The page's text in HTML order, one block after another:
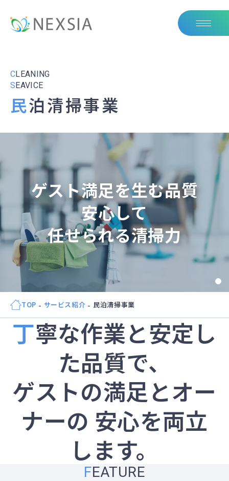
CLEANING
SEAVICE
民泊清掃事業
ゲスト満足を生む品質
安心して
任せられる清掃力
TOP サービス紹介 民泊清掃事業
丁寧な作業と安定し
た品質で、
ゲストの満足とオー
ナーの 安心を両立
します。
FEATURE